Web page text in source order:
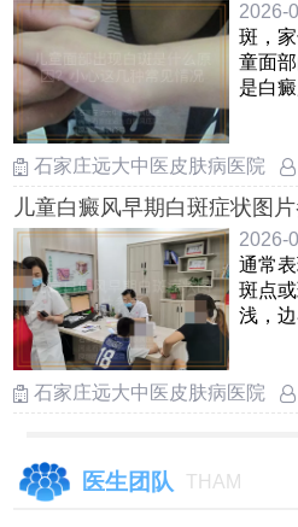
2026-
斑，
童面
是白
石家庄远大中医皮肤病医院
儿童白癜风早期白斑症状图
2026-
通常
斑点
浅，
石家庄远大中医皮肤病医院
医生团队 THAM